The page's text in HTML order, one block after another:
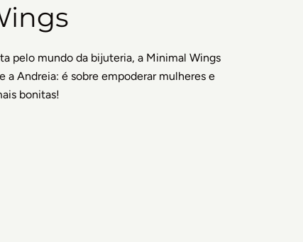
pelo mundo da bijuteria, a Minimal Wings
a Andreia: é sobre empoderar mulheres e
bonitas!